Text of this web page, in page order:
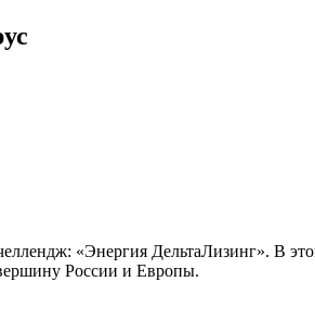
«Энергия ДельтаЛизинг». В
России и Европы.